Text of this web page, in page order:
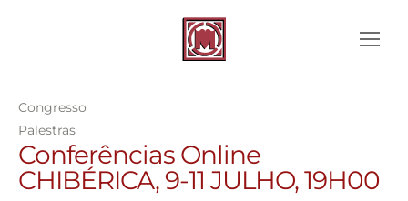
Congresso
Palestras
Conferências Online
CHIBÉRICA, 9-11 JULHO, 19H00